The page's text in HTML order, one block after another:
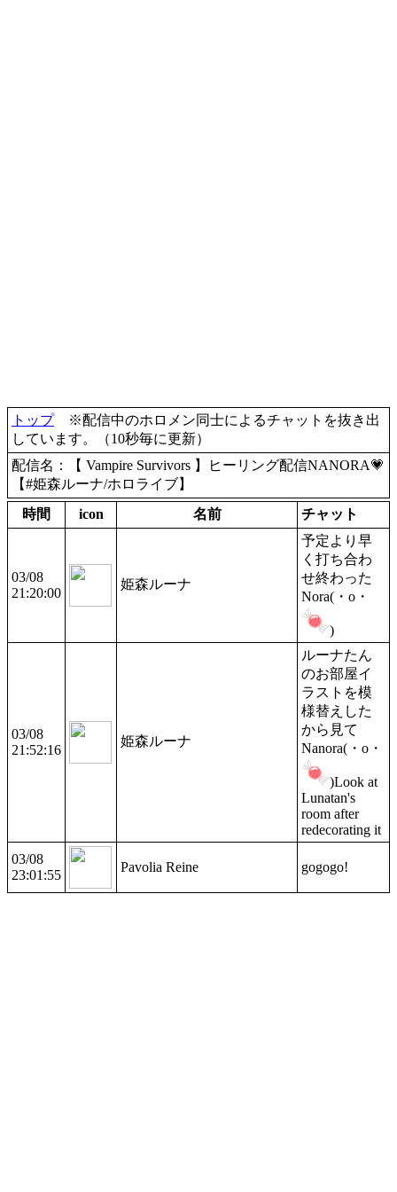
トップ※配信中のホロメン同士によるチャットを抜き出
しています。（10秒毎に更新）
配信名：【 Vampire Survivors 】ヒーリング配信NANORA💗
【#姫森ルーナ/ホロライブ】
時間
icon 名前 チャット
03/08
21:20:00
姫森ルーナ
予定より早
く打ち合わ
せ終わった
Nora(・o・
)
03/08
21:52:16
姫森ルーナ
ルーナたん
のお部屋イ
ラストを模
様替えした
から見て
Nanora(・o・
)Look at
Lunatan's
room after
redecorating it
03/08
23:01:55
Pavolia Reine gogogo!